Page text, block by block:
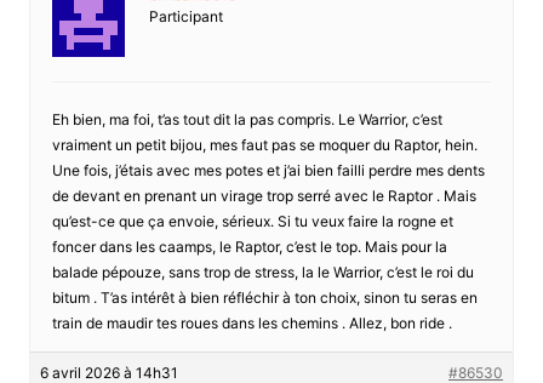
Participant
Eh bien, ma foi, t’as tout dit la pas compris. Le Warrior, c’est
vraiment un petit bijou, mes faut pas se moquer du Raptor, hein.
Une fois, j’étais avec mes potes et j’ai bien failli perdre mes dents
de devant en prenant un virage trop serré avec le Raptor . Mais
qu’est-ce que ça envoie, sérieux. Si tu veux faire la rogne et
foncer dans les caamps, le Raptor, c’est le top. Mais pour la
balade pépouze, sans trop de stress, la le Warrior, c’est le roi du
bitum . T’as intérêt à bien réfléchir à ton choix, sinon tu seras en
train de maudir tes roues dans les chemins . Allez, bon ride .
6 avril 2026 à 14h31 #86530